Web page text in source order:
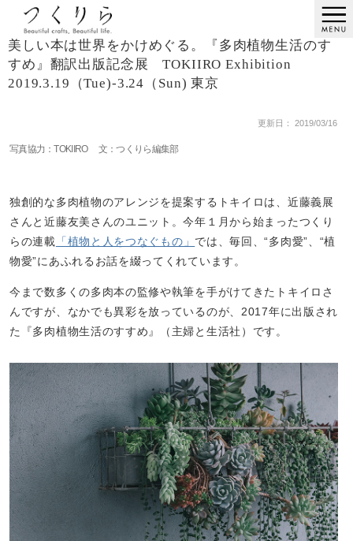
美しい本は世界をかけめぐる。『多肉植物生活のす
すめ』翻訳出版記念展 TOKIIRO Exhibition
2019.3.19（Tue)-3.24（Sun) 東京
更新日： 2019/03/16
写真協力：TOKIIRO 文：つくりら編集部
独創的な多肉植物のアレンジを提案するトキイロは、近藤義展
さんと近藤友美さんのユニット。今年１月から始まったつくり
らの連載
「植物と人をつなぐもの」 では、毎回、“多肉愛”、“植
物愛”にあふれるお話を綴ってくれています。
今まで数多くの多肉本の監修や執筆を手がけてきたトキイロさ
んですが、なかでも異彩を放っているのが、2017年に出版され
た『多肉植物生活のすすめ』（主婦と生活社）です。